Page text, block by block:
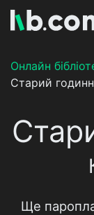
Онлайн
Старий
Ще